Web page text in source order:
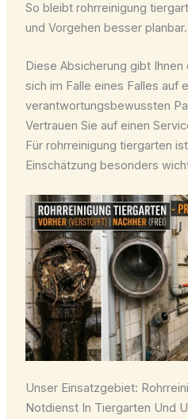
So bleibt rohrreinigung
und Vorgehen besser planbar.
Diese Absicherung gibt
sich im Falle eines Falles auf
verantwortungsbewussten
Vertrauen Sie auf einen
Für rohrreinigung tiergarten
Einschätzung besonders
Unser Einsatzgebiet:
Notdienst In Tiergarten Und